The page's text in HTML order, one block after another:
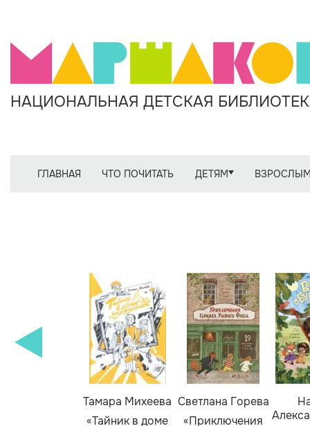
НАЦИОНАЛЬНАЯ ДЕТСКАЯ
ГЛАВНАЯ ЧТО ПОЧИТАТЬ ДЕТЯМ
Тамара Михеева
«Тайник в доме
Светлана Горева
«Приключения